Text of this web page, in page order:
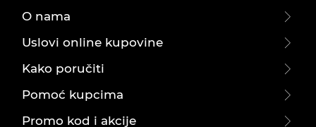
O nama
Uslovi online kupovine
Kako poručiti
Pomoć kupcima
Promo kod i akcije